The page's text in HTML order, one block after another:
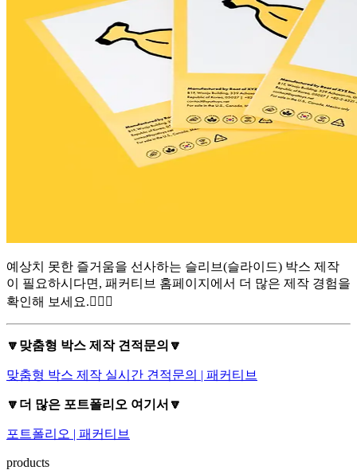
예상치 못한 즐거움을 선사하는 슬리브(슬라이드) 박스 제작
이 필요하시다면, 패커티브 홈페이지에서 더 많은 제작 경험을
확인해 보세요.🏄🏻‍♀️
🔽맞춤형 박스 제작 견적문의🔽
맞춤형 박스 제작 실시간 견적문의 | 패커티브
🔽더 많은 포트폴리오 여기서🔽
포트폴리오 | 패커티브
products